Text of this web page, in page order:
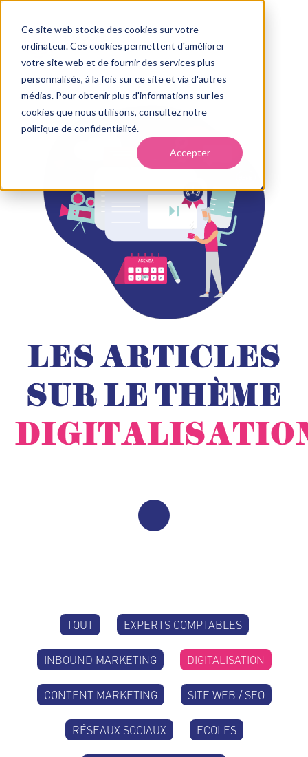
Ce site web stocke des cookies sur votre
ordinateur. Ces cookies permettent d'améliorer
votre site web et de fournir des services plus
personnalisés, à la fois sur ce site et via d'autres
médias. Pour obtenir plus d'informations sur les
cookies que nous utilisons, consultez notre
politique de confidentialité.
Accepter
LES ARTICLES
SUR LE THÈME
TOUT EXPERTS COMPTABLES
INBOUND MARKETING DIGITALISATION
CONTENT MARKETING SITE WEB / SEO
RÉSEAUX SOCIAUX ECOLES